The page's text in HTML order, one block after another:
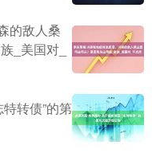
的敌人桑
_美国对_
转债”的第